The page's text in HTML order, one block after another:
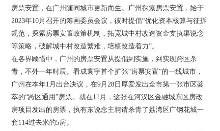
房票安置，在广州随同城市更新而生。广州探索房票安置，始于
2023年10月召开的筹画委员会议，彼时提倡“优化资本核算与征拆
规范，探索房票安置政策机制，拓宽城中村改造资金支执渠说念
等策略，破解城中村改造繁难，培植改造着力”。
在各界顾惜中，广州的房票安置从提倡到实施，到实现跨区杀
青，不外一年时辰。看成寰宇首个扩张“房票安置”的一线城市，
广州在本年1月出台决议，在9月28日厚爱发出全市第一张市区荟
萃的“跨区通用”房票。就在11月，这张在河汉区金融城东区房改
房项目发出的房票，执有东说念主聘请杀青了荔湾区广钢花城一
套114过去米的5房。